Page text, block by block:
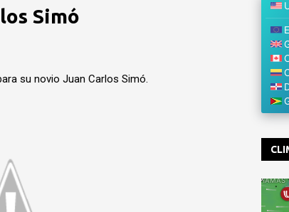
Simó
su novio Juan Carlos Simó.